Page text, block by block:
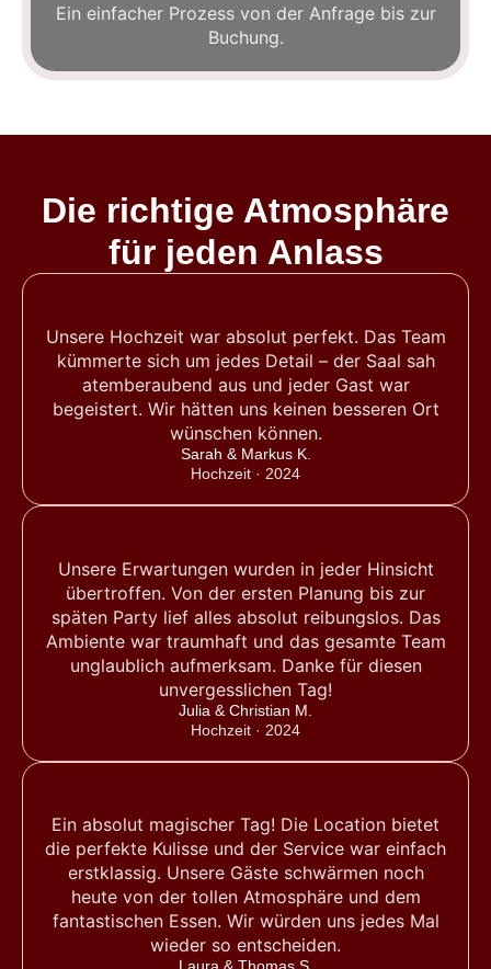
Ein einfacher Prozess von der Anfrage bis zur
Buchung.
Die richtige Atmosphäre
für jeden Anlass
Unsere Hochzeit war absolut perfekt. Das Team
kümmerte sich um jedes Detail – der Saal sah
atemberaubend aus und jeder Gast war
begeistert. Wir hätten uns keinen besseren Ort
wünschen können.
Sarah & Markus K.
Hochzeit · 2024
Unsere Erwartungen wurden in jeder Hinsicht
übertroffen. Von der ersten Planung bis zur
späten Party lief alles absolut reibungslos. Das
Ambiente war traumhaft und das gesamte Team
unglaublich aufmerksam. Danke für diesen
unvergesslichen Tag!
Julia & Christian M.
Hochzeit · 2024
Ein absolut magischer Tag! Die Location bietet
die perfekte Kulisse und der Service war einfach
erstklassig. Unsere Gäste schwärmen noch
heute von der tollen Atmosphäre und dem
fantastischen Essen. Wir würden uns jedes Mal
wieder so entscheiden.